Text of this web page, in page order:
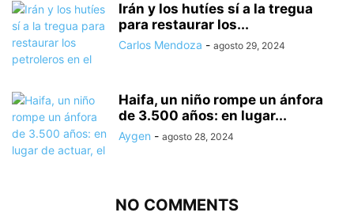
Irán y los hutíes sí a la tregua
para restaurar los...
Carlos Mendoza - agosto 29, 2024
Haifa, un niño rompe un ánfora
de 3.500 años: en lugar...
Aygen - agosto 28, 2024
NO COMMENTS